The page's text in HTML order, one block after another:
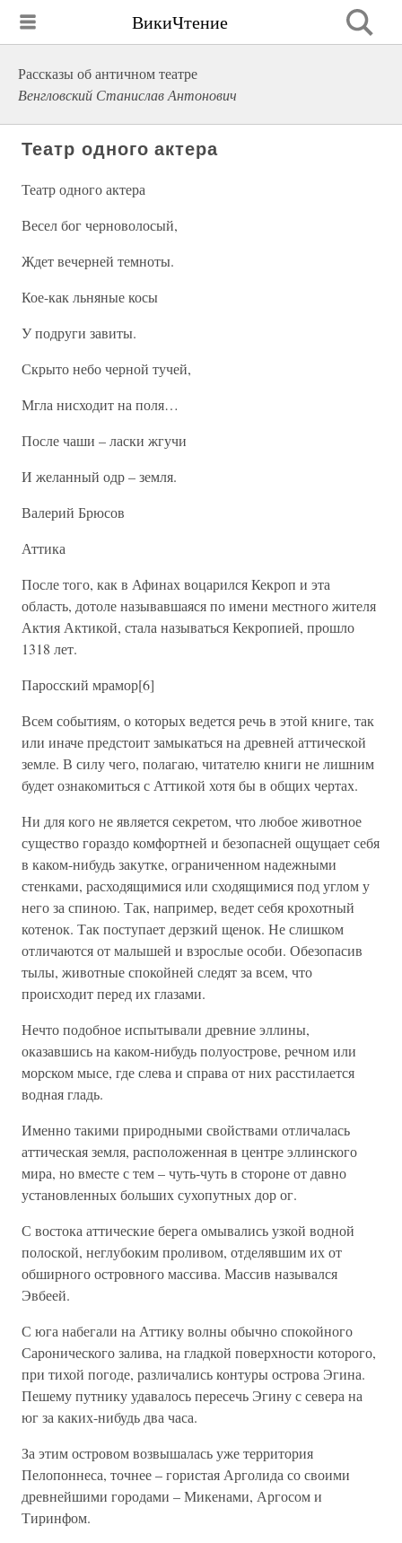
ВикиЧтение
Рассказы об античном театре
Венгловский Станислав Антонович
Театр одного актера
Театр одного актера
Весел бог черноволосый,
Ждет вечерней темноты.
Кое-как льняные косы
У подруги завиты.
Скрыто небо черной тучей,
Мгла нисходит на поля…
После чаши – ласки жгучи
И желанный одр – земля.
Валерий Брюсов
Аттика
После того, как в Афинах воцарился Кекроп и эта
область, дотоле называвшаяся по имени местного жителя
Актия Актикой, стала называться Кекропией, прошло
1318 лет.
Паросский мрамор[6]
Всем событиям, о которых ведется речь в этой книге, так
или иначе предстоит замыкаться на древней аттической
земле. В силу чего, полагаю, читателю книги не лишним
будет ознакомиться с Аттикой хотя бы в общих чертах.
Ни для кого не является секретом, что любое животное
существо гораздо комфортней и безопасней ощущает себя
в каком-нибудь закутке, ограниченном надежными
стенками, расходящимися или сходящимися под углом у
него за спиною. Так, например, ведет себя крохотный
котенок. Так поступает дерзкий щенок. Не слишком
отличаются от малышей и взрослые особи. Обезопасив
тылы, животные спокойней следят за всем, что
происходит перед их глазами.
Нечто подобное испытывали древние эллины,
оказавшись на каком-нибудь полуострове, речном или
морском мысе, где слева и справа от них расстилается
водная гладь.
Именно такими природными свойствами отличалась
аттическая земля, расположенная в центре эллинского
мира, но вместе с тем – чуть-чуть в стороне от давно
установленных больших сухопутных дор ог.
С востока аттические берега омывались узкой водной
полоской, неглубоким проливом, отделявшим их от
обширного островного массива. Массив назывался
Эвбеей.
С юга набегали на Аттику волны обычно спокойного
Саронического залива, на гладкой поверхности которого,
при тихой погоде, различались контуры острова Эгина.
Пешему путнику удавалось пересечь Эгину с севера на
юг за каких-нибудь два часа.
За этим островом возвышалась уже территория
Пелопоннеса, точнее – гористая Арголида со своими
древнейшими городами – Микенами, Аргосом и
Тиринфом.